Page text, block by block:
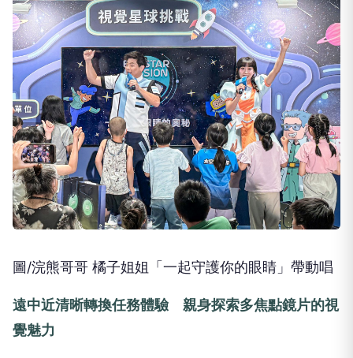
圖/浣熊哥哥 橘子姐姐「一起守護你的眼睛」帶動唱
遠中近清晰轉換任務體驗 親身探索多焦點鏡片的視
覺魅力